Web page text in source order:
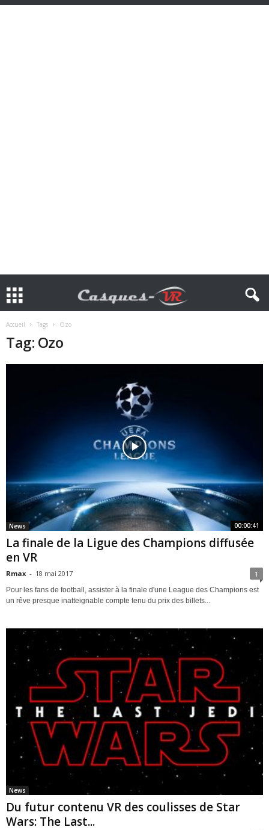
Accueil Tags Ozo
Tag: Ozo
00:00:41
News
La finale de la Ligue des Champions diffusée
en VR
Rmax - 18 mai 2017 1
Pour les fans de football, assister à la finale d'une League des Champions est
un rêve presque inatteignable compte tenu du prix des billets...
News
Du futur contenu VR des coulisses de Star
Wars: The Last...